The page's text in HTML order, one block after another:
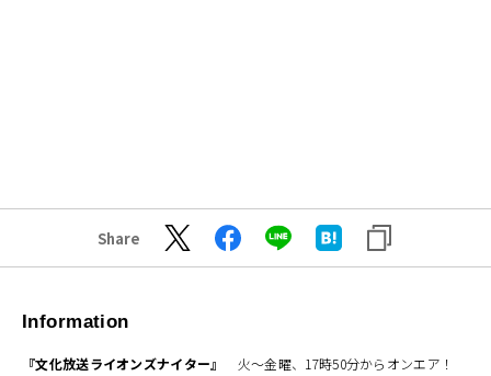
Share
Information
『文化放送ライオンズナイター』
火～金曜、17時50分からオンエア！